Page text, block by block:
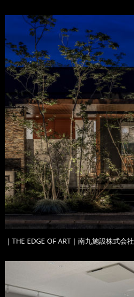
｜THE EDGE OF ART｜南九施設株式会社